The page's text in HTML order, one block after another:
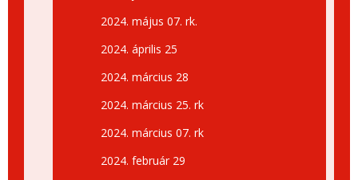
2024. május 07. rk.
2024. április 25
2024. március 28
2024. március 25. rk
2024. március 07. rk
2024. február 29